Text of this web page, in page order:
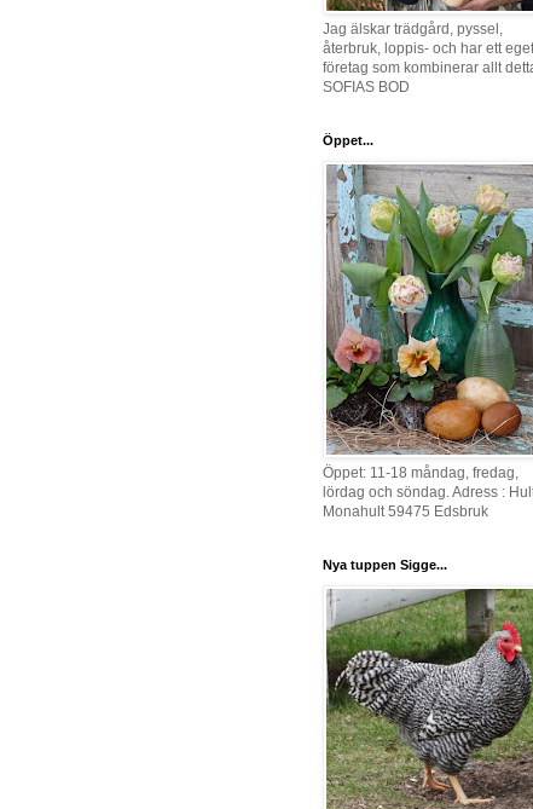
Jag älskar trädgård, pyssel,
återbruk, loppis- och har ett eget
företag som kombinerar allt
SOFIAS BOD
Öppet...
Öppet: 11-18 måndag, fredag,
lördag och söndag. Adress :
Monahult 59475 Edsbruk
Nya tuppen Sigge...